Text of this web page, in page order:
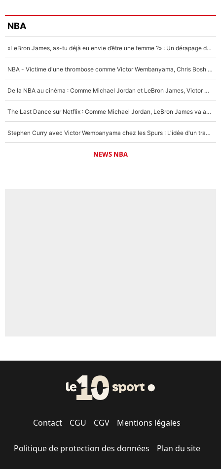
NBA
«LeBron James, as-tu déjà eu envie d’être une femme ?» : Un dérapage de Donald Trump sur la superstar de la NBA refait surface
NBA - Victime d'une thrombose comme Victor Wembanyama, Chris Bosh prévient le Français des risques sur sa santé : «J’ai failli mourir sur le coup et j’ai été ramené à la vie»
De la NBA au cinéma : Comme Michael Jordan et LeBron James, Victor Wembanyama rêve d'une carrière d'acteur !
The Last Dance sur Netflix : Comme Michael Jordan, LeBron James va avoir le droit à sa série !
Stephen Curry avec Victor Wembanyama chez les Spurs : L'idée d'un trade historique est lancée en NBA !
NEWS NBA
Contact CGU CGV Mentions légales
Politique de protection des données Plan du site